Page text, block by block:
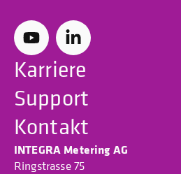
Karriere
Support
Kontakt
INTEGRA Metering AG
Ringstrasse 75